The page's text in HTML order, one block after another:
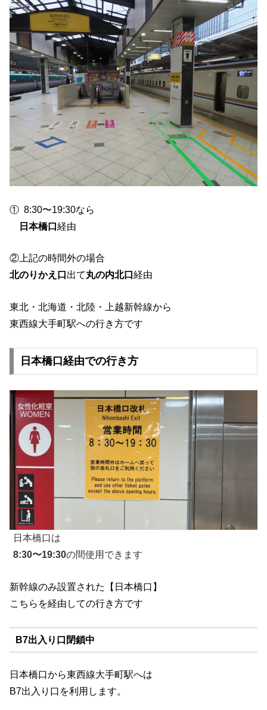
① 8:30〜19:30なら
日本橋口 経由
②上記の時間外の場合
北のりかえ口 出て丸の内北口 経由
東北・北海道・北陸・上越新幹線から
東西線大手町駅への行き方です
日本橋口経由での行き方
日本橋口は
8:30〜19:30の間使用できます
新幹線のみ設置された【日本橋口】
こちらを経由しての行き方です
B7出入り口閉鎖中
日本橋口から東西線大手町駅へは
B7出入り口を利用します。